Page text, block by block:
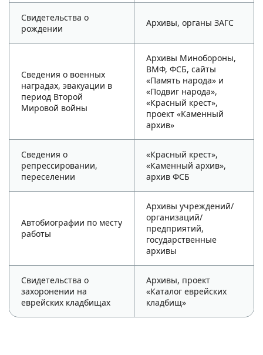
Свидетельства о
рождении
Архивы, органы ЗАГС
Сведения о военных
наградах, эвакуации в
период Второй
Мировой войны
Архивы Минобороны,
ВМФ, ФСБ, сайты
«Память народа» и
«Подвиг народа»,
«Красный крест»,
проект «Каменный
архив»
Сведения о
репрессировании,
переселении
«Красный крест»,
«Каменный архив»,
архив ФСБ
Автобиографии по месту
работы
Архивы учреждений/
организаций/
предприятий,
государственные
архивы
Свидетельства о
захоронении на
еврейских кладбищах
Архивы, проект
«Каталог еврейских
кладбищ»